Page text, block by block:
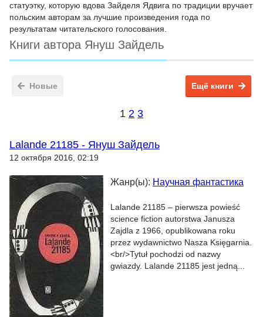
статуэтку, которую вдова Зайделя Ядвига по традиции вручает
польским авторам за лучшие произведения года по
результатам читательского голосования.
Книги автора Януш Зайдель
Новые Ещё книги
1 2 3
Lalande 21185 - Януш Зайдель
12 октября 2016, 02:19
Жанр(ы): Научная фантастика
Lalande 21185 – pierwsza powieść
science fiction autorstwa Janusza
Zajdla z 1966, opublikowana roku
przez wydawnictwo Nasza Księgarnia.
<br/>Tytuł pochodzi od nazwy
gwiazdy. Lalande 21185 jest jedną...